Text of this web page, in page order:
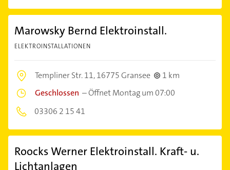
Marowsky Bernd Elektroinstall.
ELEKTROINSTALLATIONEN
Templiner Str. 11,16775 Gransee
1 km
Geschlossen –Öffnet Montag um 07:00
03306 2 15 41
Roocks Werner Elektroinstall. Kraft- u.
Lichtanlagen